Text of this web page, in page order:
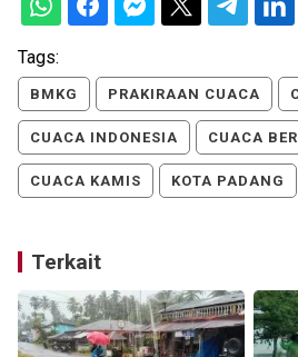
Tags:
BMKG PRAKIRAAN CUACA
CUACA INDONESIA CUACA
CUACA KAMIS KOTA PADANG
Terkait